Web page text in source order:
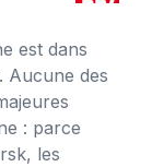
est dans
Aucune des
: parce
les